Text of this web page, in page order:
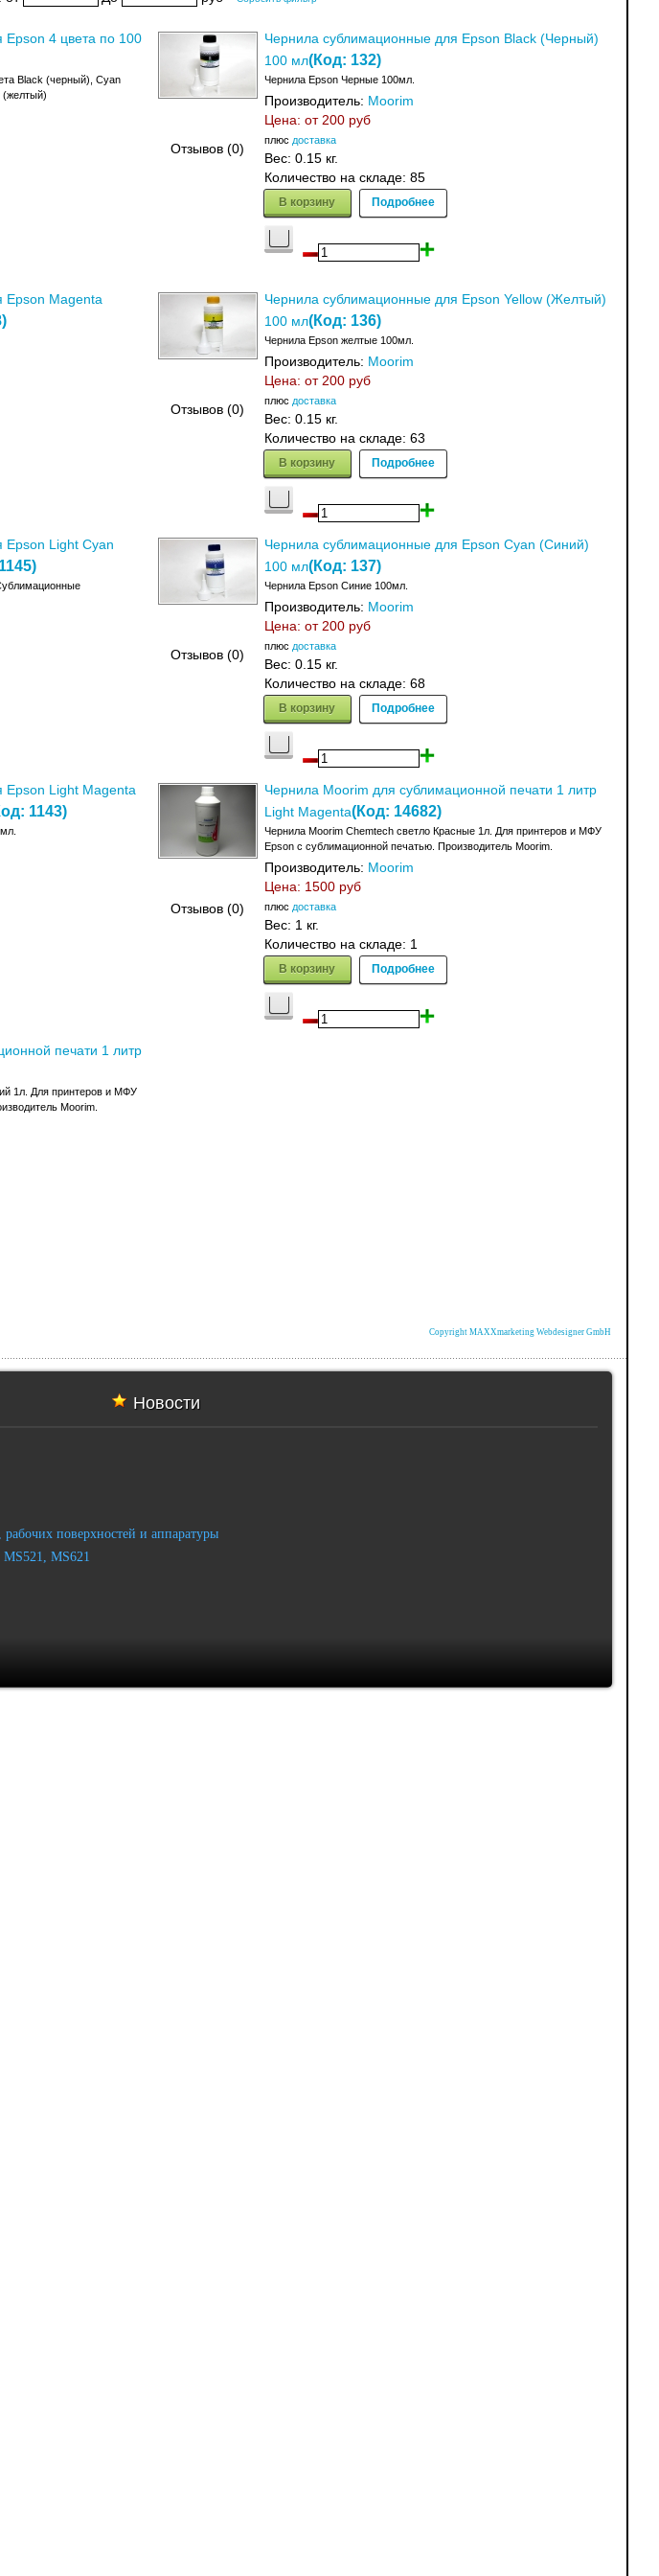
4 цвета по 100
Black (черный), Cyan
(желтый)
Отзывов (0)
Чернила сублимационные для Epson Black (Черный)
100 мл(Код: 132)
Чернила Epson Черные 100мл.
Производитель: Moorim
Цена: от 200 руб
плюс доставка
Вес: 0.15 кг.
Количество на складе: 85
В корзину Подробнее
Epson Magenta
)
Отзывов (0)
Чернила сублимационные для Epson Yellow (Желтый)
100 мл(Код: 136)
Чернила Epson желтые 100мл.
Производитель: Moorim
Цена: от 200 руб
плюс доставка
Вес: 0.15 кг.
Количество на складе: 63
В корзину Подробнее
Epson Light Cyan
1145)
Отзывов (0)
Чернила сублимационные для Epson Cyan (Синий)
100 мл(Код: 137)
Чернила Epson Синие 100мл.
Производитель: Moorim
Цена: от 200 руб
плюс доставка
Вес: 0.15 кг.
Количество на складе: 68
В корзину Подробнее
Epson Light Magenta
1143)
Отзывов (0)
Чернила Moorim для сублимационной печати 1 литр
Light Magenta(Код: 14682)
Чернила Moorim Chemtech светло Красные 1л. Для принтеров и МФУ
Epson с сублимационной печатью. Производитель Moorim.
Производитель: Moorim
Цена: 1500 руб
плюс доставка
Вес: 1 кг.
Количество на складе: 1
В корзину Подробнее
печати 1 литр
1л. Для принтеров и МФУ
Moorim.
Copyright MAXXmarketing Webdesigner GmbH
Новости
поверхностей и аппаратуры
MS621